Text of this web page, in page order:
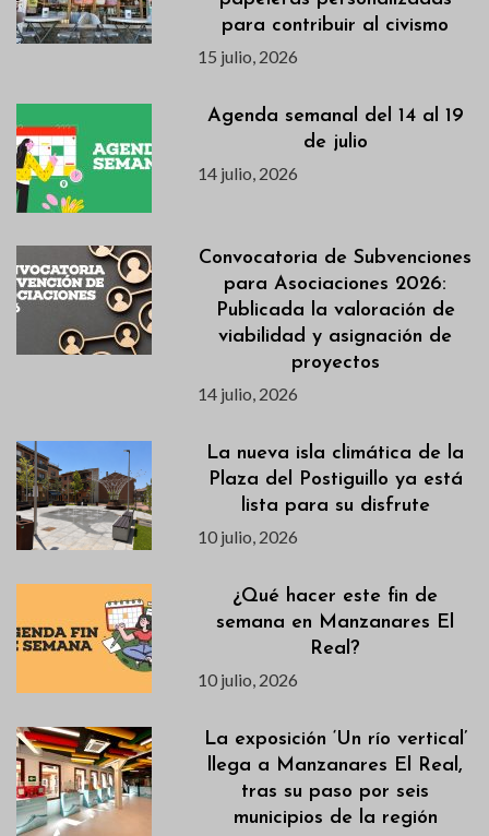
para contribuir al civismo
15 julio, 2026
Agenda semanal del 14 al 19
de julio
14 julio, 2026
Convocatoria de Subvenciones
para Asociaciones 2026:
Publicada la valoración de
viabilidad y asignación de
proyectos
14 julio, 2026
La nueva isla climática de la
Plaza del Postiguillo ya está
lista para su disfrute
10 julio, 2026
¿Qué hacer este fin de
semana en Manzanares El
Real?
10 julio, 2026
La exposición ‘Un río vertical’
llega a Manzanares El Real,
tras su paso por seis
municipios de la región